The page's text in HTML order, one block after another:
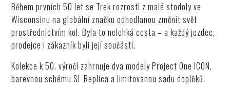
Během prvních 50 let se Trek rozrostl z malé stodoly ve
Wisconsinu na globální značku odhodlanou změnit svět
prostřednictvím kol. Byla to nelehká cesta – a každý jezdec,
prodejce i zákazník byli její součástí.
Kolekce k 50. výročí zahrnuje dva modely Project One ICON,
barevnou schému SL Replica a limitovanou sadu doplňků.